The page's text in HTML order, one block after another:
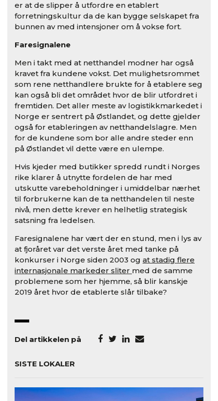
er at de slipper å utfordre en etablert
forretningskultur da de kan bygge selskapet fra
bunnen av med intensjoner om å vokse fort.
Faresignalene
Men i takt med at netthandel modner har også
kravet fra kundene vokst. Det mulighetsrommet
som rene netthandlere brukte for å etablere seg
kan også bli det området hvor de blir utfordret i
fremtiden. Det aller meste av logistikkmarkedet i
Norge er sentrert på Østlandet, og dette gjelder
også for etableringen av netthandelslagre. Men
for de kundene som bor alle andre steder enn
på Østlandet vil dette være en ulempe.
Hvis kjeder med butikker spredd rundt i Norges
rike klarer å utnytte fordelen de har med
utskutte varebeholdninger i umiddelbar nærhet
til forbrukerne kan de ta netthandelen til neste
nivå, men dette krever en helhetlig strategisk
satsning fra ledelsen.
Faresignalene har vært der en stund, men i lys av
at fjoråret var det verste året med tanke på
konkurser i Norge siden 2003 og at stadig flere
internasjonale markeder sliter med de samme
problemene som her hjemme, så blir kanskje
2019 året hvor de etablerte slår tilbake?
Del artikkelen på
SISTE LOKALER